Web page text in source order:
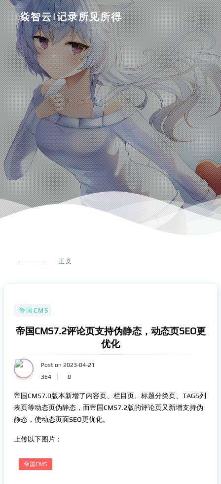
焱智云|记录所见所得
正文
帝国CMS
帝国CMS7.2评论页支持伪静态，动态页SEO更
优化
Post on 2023-04-21
364
0
帝国CMS7.0版本新增了内容页、栏目页、标题分类页、TAGS列
表页等动态页伪静态，而帝国CMS7.2版的评论页又新增支持伪
静态，使动态页面SEO更优化。
上传以下图片：
帝国CMS